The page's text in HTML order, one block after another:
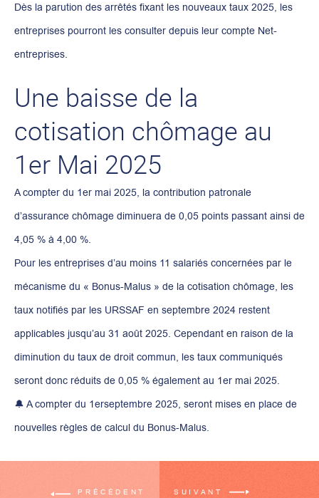
Dès la parution des arrêtés fixant les nouveaux taux 2025, les
entreprises pourront les consulter depuis leur compte Net-
entreprises.
Une baisse de la
cotisation chômage au
1er Mai 2025
A compter du 1er mai 2025, la contribution patronale
d’assurance chômage diminuera de 0,05 points passant ainsi de
4,05 % à 4,00 %.
Pour les entreprises d’au moins 11 salariés concernées par le
mécanisme du « Bonus-Malus » de la cotisation chômage, les
taux notifiés par les URSSAF en septembre 2024 restent
applicables jusqu’au 31 août 2025. Cependant en raison de la
diminution du taux de droit commun, les taux communiqués
seront donc réduits de 0,05 % également au 1er mai 2025.
🔔 A compter du 1erseptembre 2025, seront mises en place de
nouvelles règles de calcul du Bonus-Malus.
PRÉCÉDENT SUIVANT